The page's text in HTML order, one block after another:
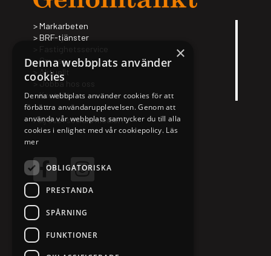
Mark­ar­be­ten
BRF-tjäns­­ter
Fas­tig­hets­ser­vice
Om oss
Aktu­ellt
Jobba hos oss
Kon­takt
Följ oss i sociala medier:
×
Denna webbplats använder
cookies
Denna webbplats använder cookies för att
förbättra användarupplevelsen. Genom att
använda vår webbplats samtycker du till alla
cookies i enlighet med vår cookiepolicy. Läs
mer
OBLIGATORISKA
PRESTANDA
SPÅRNING
FUNKTIONER